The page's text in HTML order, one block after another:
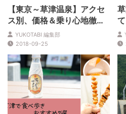
【東京～草津温泉】アクセ
ス別、価格＆乗り心地徹底
比較！ベストはどれ⁉
YUKOTABI 編集部
2018-09-25